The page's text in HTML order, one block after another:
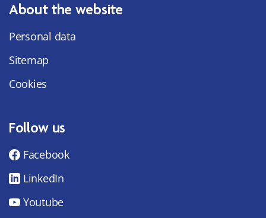
About the website
Personal data
Sitemap
Cookies
Follow us
Facebook
LinkedIn
Youtube